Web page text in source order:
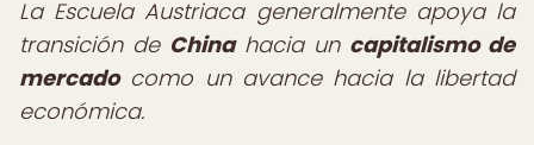
La Escuela Austriaca generalmente apoya la
transición de Chinahacia un capitalismo de
mercadocomo un avance hacia la libertad
económica.